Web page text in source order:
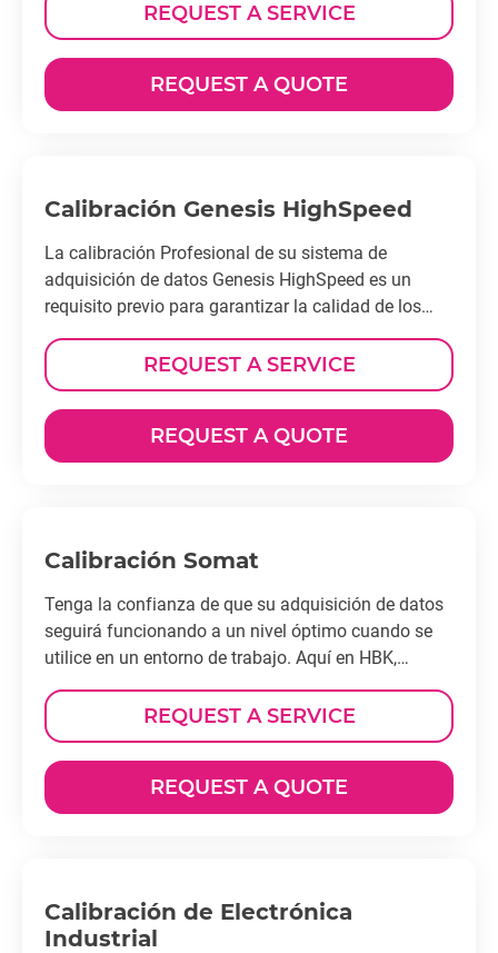
REQUEST A SERVICE
REQUEST A QUOTE
Calibración Genesis HighSpeed
La calibración Profesional de su sistema de
adquisición de datos Genesis HighSpeed es un
requisito previo para garantizar la calidad de los
resultados de sus mediciones a largo plazo.
REQUEST A SERVICE
REQUEST A QUOTE
Calibración Somat
Tenga la confianza de que su adquisición de datos
seguirá funcionando a un nivel óptimo cuando se
utilice en un entorno de trabajo. Aquí en HBK,
recomendamos que haga calibrar su equipo de
prueba cada año. Sin instrumentos correctamente
calibrados, la fiabilidad y precisión de los datos
recopilados son altamente sospechosas.
REQUEST A SERVICE
REQUEST A QUOTE
Calibración de Electrónica
Industrial